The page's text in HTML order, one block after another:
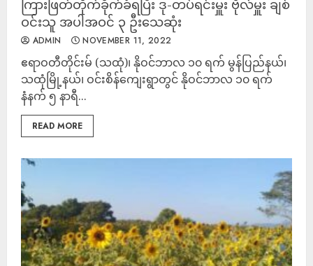
ကြားဖြတ်တိုက်ခိုက်ခံရပြီး ဒု-တပ်ရင်းမှူး ဗိုလ်မှူး ချစ်
ဝင်းသူ အပါအဝင် ၃ ဦးသေဆုံး
ADMIN NOVEMBER 11, 2022
ဧရာဝတီတိုင်းမ် (သထုံ)၊ နိုဝင်ဘာလ ၁၀ ရက် မွန်ပြည်နယ်၊
သထုံမြို့နယ်၊ ဝင်းစိန်ကျေးရွာတွင် နိုဝင်ဘာလ ၁၀ ရက်
နံနက် ၅ နာရီ...
READ MORE